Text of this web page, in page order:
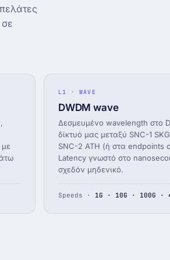
L1 · WAVE
DWDM wave
Δεσμευμένο wavelength στο
δίκτυό μας μεταξύ SNC-1
SNC-2 ATH (ή στα endpoints
Latency γνωστό στο
σχεδόν μηδενικό.
Speeds · 1G · 10G · 100G ·